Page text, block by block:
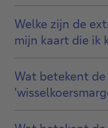
Welke zijn de
mijn kaart die ik
Wat betekent